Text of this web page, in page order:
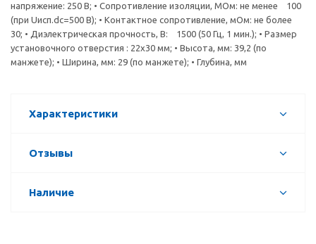
напряжение: 250 В; • Сопротивление изоляции, МОм: не менее 100
(при Uисп.dc=500 В); • Контактное сопротивление, мОм: не более
30; • Диэлектрическая прочность, В: 1500 (50 Гц, 1 мин.); • Размер
установочного отверстия : 22х30 мм; • Высота, мм: 39,2 (по
манжете); • Ширина, мм: 29 (по манжете); • Глубина, мм
Характеристики
Отзывы
Наличие